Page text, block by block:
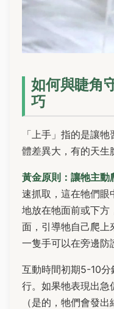
如何與睫角
巧
「上手」指的是讓
體差異大，有的天生
黃金原則：讓牠主動
速抓取，這在牠們眼
地放在牠面前或下方
面，引導牠自己爬上
一隻手可以在旁邊防
互動時間初期5-10
行。如果牠表現出急
（是的，牠們會發